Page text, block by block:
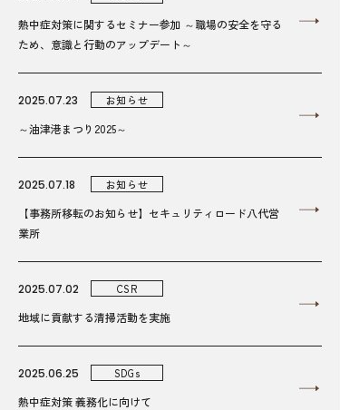
熱中症対策に関するセミナー参加 ～職場の安全を守る
ため、意識と行動のアップデート～
2025.07.23 お知らせ
～油津港まつり2025～
2025.07.18 お知らせ
【事務所移転のお知らせ】セキュリティロード八代営
業所
2025.07.02 CSR
地域に貢献する清掃活動を実施
2025.06.25 SDGs
熱中症対策 義務化に向けて